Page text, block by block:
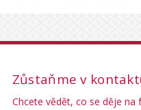
Zůstaňme v
Chcete vědět, co se děje na